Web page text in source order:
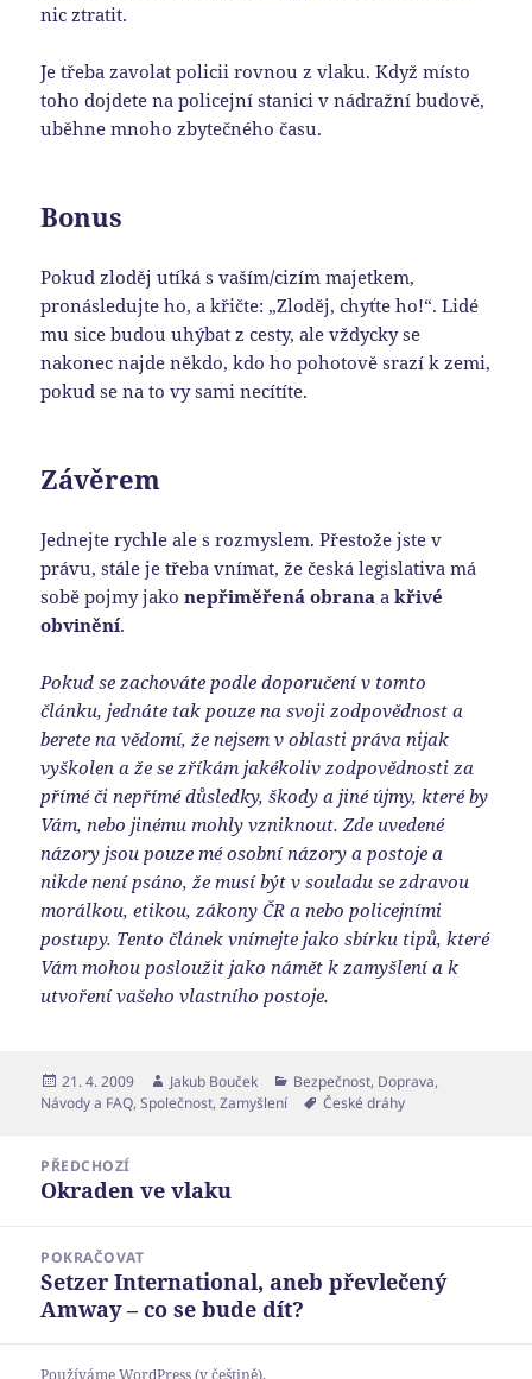
nic ztratit.
Je třeba zavolat policii rovnou z vlaku. Když místo
toho dojdete na policejní stanici v nádražní budově,
uběhne mnoho zbytečného času.
Bonus
Pokud zloděj utíká s vaším/cizím majetkem,
pronásledujte ho, a křičte: „Zloděj, chyťte ho!“. Lidé
mu sice budou uhýbat z cesty, ale vždycky se
nakonec najde někdo, kdo ho pohotově srazí k zemi,
pokud se na to vy sami necítíte.
Závěrem
Jednejte rychle ale s rozmyslem. Přestože jste v
právu, stále je třeba vnímat, že česká legislativa má
sobě pojmy jakonepřiměřená obrana akřivé
obvinění.
Pokud se zachováte podle doporučení v tomto
článku, jednáte tak pouze na svoji zodpovědnost a
berete na vědomí, že nejsem v oblasti práva nijak
vyškolen a že se zříkám jakékoliv zodpovědnosti za
přímé či nepřímé důsledky, škody a jiné újmy, které by
Vám, nebo jinému mohly vzniknout. Zde uvedené
názory jsou pouze mé osobní názory a postoje a
nikde není psáno, že musí být v souladu se zdravou
morálkou, etikou, zákony ČR a nebo policejními
postupy. Tento článek vnímejte jako sbírku tipů, které
Vám mohou posloužit jako námět k zamyšlení a k
utvoření vašeho vlastního postoje.
Publikováno:
21. 4. 2009 Autor:
Jakub Bouček Rubriky:
Bezpečnost, Doprava,
Návody a FAQ,Společnost,Zamyšlení Štítky:
České dráhy
příspěvek
PŘEDCHOZÍ
Předchozí
Okraden ve vlaku
POKRAČOVAT
Následující
příspěvek:
Setzer International, aneb převlečený
Amway – co se bude dít?